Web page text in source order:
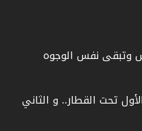
وتبقى نفس الوجوه
تحت القطار.. و الثاني